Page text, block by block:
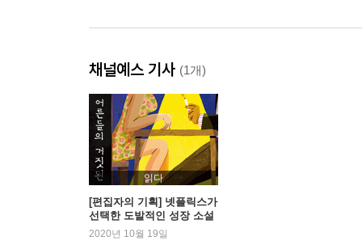
채널예스 기사 (1개)
읽다
[편집자의 기획] 넷플릭스가
선택한 도발적인 성장 소설
- 『어른들의 거짓된 삶』
2020년 10월 19일